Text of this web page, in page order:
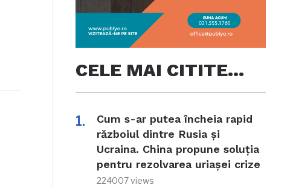
CELE MAI CITITE…
Cum s-ar putea încheia rapid
războiul dintre Rusia și
Ucraina. China propune soluția
pentru rezolvarea uriașei crize
224007 views